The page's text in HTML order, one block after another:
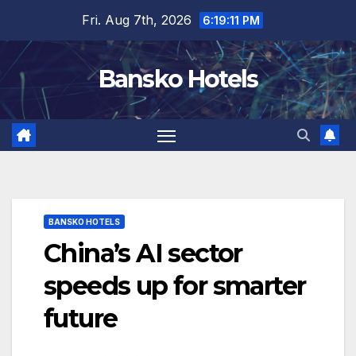
content
Fri. Aug 7th, 2026 6:19:11 PM
Bansko Hotels
BANSKO HOTELS
China’s AI sector
speeds up for smarter
future